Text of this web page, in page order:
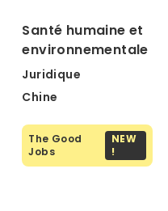
Santé humaine et
environnementale
Juridique
Chine
The Good
Jobs
NEW
!